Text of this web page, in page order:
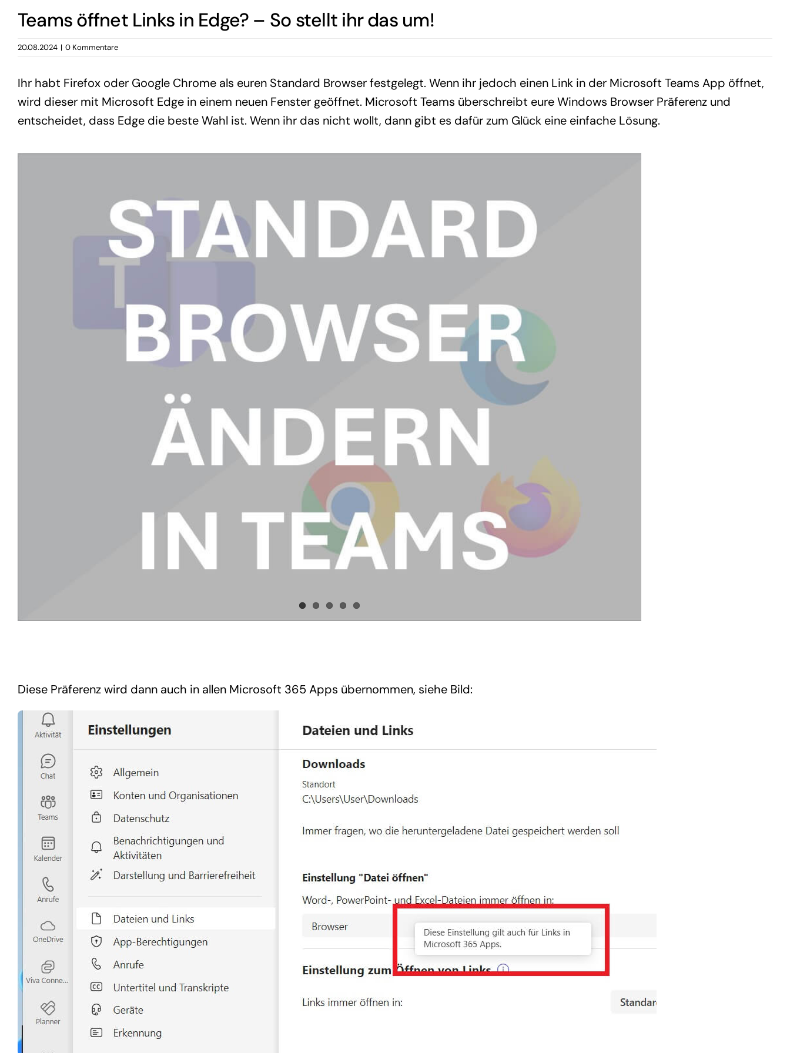
Teams öffnet Links in Edge? – So stellt ihr das um!
20.08.2024 | 0 Kommentare
Ihr habt Firefox oder Google Chrome als euren Standard Browser festgelegt. Wenn ihr jedoch einen Link in der Microsoft Teams App öffnet,
wird dieser mit Microsoft Edge in einem neuen Fenster geöffnet. Microsoft Teams überschreibt eure Windows Browser Präferenz und
entscheidet, dass Edge die beste Wahl ist. Wenn ihr das nicht wollt, dann gibt es dafür zum Glück eine einfache Lösung.
Diese Präferenz wird dann auch in allen Microsoft 365 Apps übernommen, siehe Bild: